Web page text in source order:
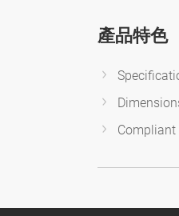
產品特色
Compliant